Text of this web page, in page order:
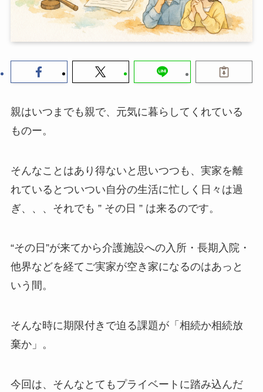
親はいつまでも親で、元気に暮らしてくれている
ものー。
そんなことはあり得ないと思いつつも、実家を離
れているとついつい自分の生活に忙しく日々は過
ぎ、、、それでも ” その日 ” は来るのです。
“その日”が来てから介護施設への入所・長期入院・
他界などを経てご実家が空き家になるのはあっと
いう間。
そんな時に期限付きで迫る課題が「相続か相続放
棄か」。
今回は、そんなとてもプライベートに踏み込んだ